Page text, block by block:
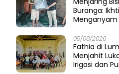
Buranga:
Menganyam
05/08/2026
Fathia di
Menjahit
Irigasi dan